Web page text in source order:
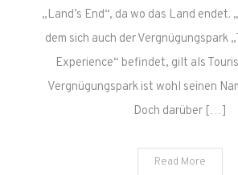
„Land’s End“, da wo das Land endet.
dem sich auch der Vergnügungspark
Experience“ befindet, gilt als
Vergnügungspark ist wohl seinen
Doch darüber […]
Read More